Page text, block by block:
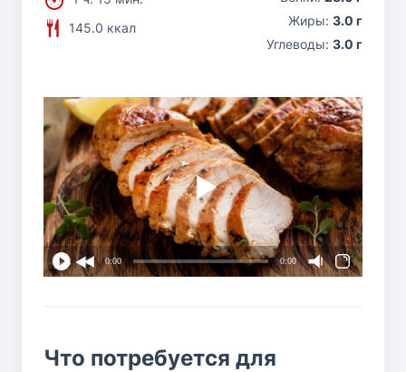
145.0 ккал
Жиры: 3.0 г
Углеводы: 3.0 г
0:00 0:00
Что потребуется для